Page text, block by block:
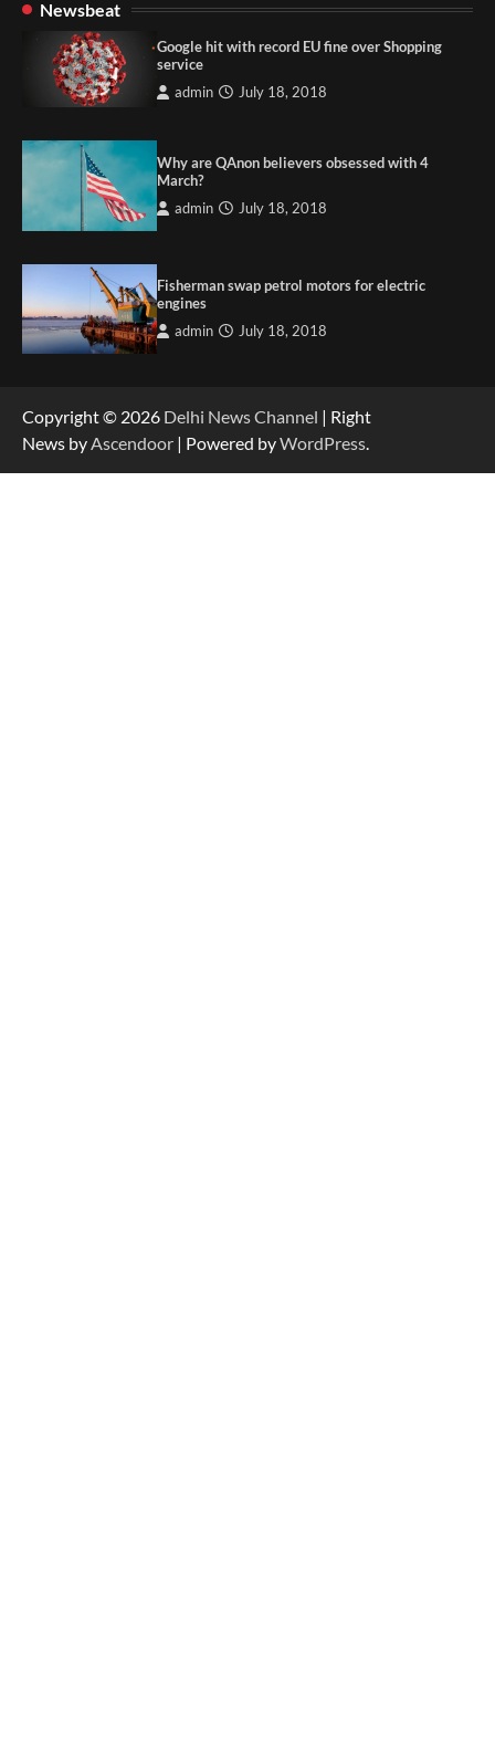
Newsbeat
Google hit with record EU fine over Shopping
service
admin July 18, 2018
Why are QAnon believers obsessed with 4
March?
admin July 18, 2018
Fisherman swap petrol motors for electric
engines
admin July 18, 2018
Copyright © 2026 Delhi News Channel | Right
News byAscendoor | Powered byWordPress.